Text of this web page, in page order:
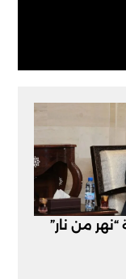
من نار”